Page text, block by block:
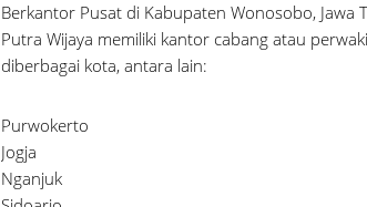
Berkantor Pusat di Kabupaten Wonosobo, Jawa
Putra Wijaya memiliki kantor cabang atau
diberbagai kota, antara lain:
Purwokerto
Jogja
Nganjuk